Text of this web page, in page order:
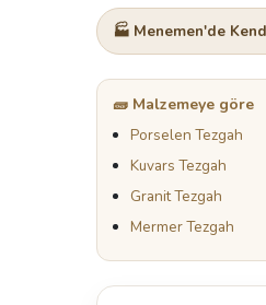
🏭 Menemen'de
🧱 Malzemeye göre
Porselen Tezgah
Kuvars Tezgah
Granit Tezgah
Mermer Tezgah